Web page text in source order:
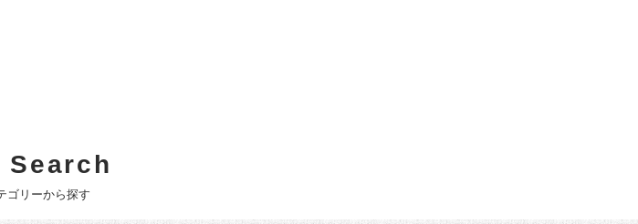
Search
ゴリーから探す